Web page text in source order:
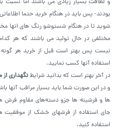
و لطافت بسیار زیادی می باشند اما نسبت
بودند- پس باید در هنگام خرید حتما
شوید تا در هنگام شستوشو رنگ های انها
مختلفی در حال تولید می باشند که هر
نیست پس بهتر است قبل از خرید هر گونه
استفاده آنها کسب نمایید.
در آخر بهتر است که بدانید شرایطنگهداری
و در این صورت شما باید بسیار مراقب آنها
ها و فرشینه ها جزو دسته‌های مقاوم فرش
جای استفاده از فرشهای خشک از موفقیت
استفاده کنید.